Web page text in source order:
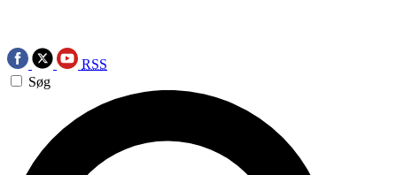
RSS
Søg